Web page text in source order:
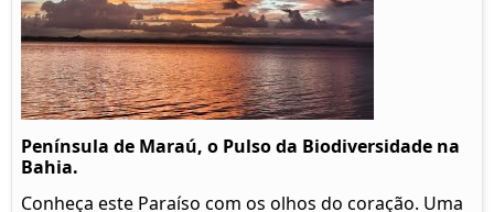
Península de Maraú, o Pulso da Biodiversidade na
Bahia.
Conheça este Paraíso com os olhos do coração. Uma